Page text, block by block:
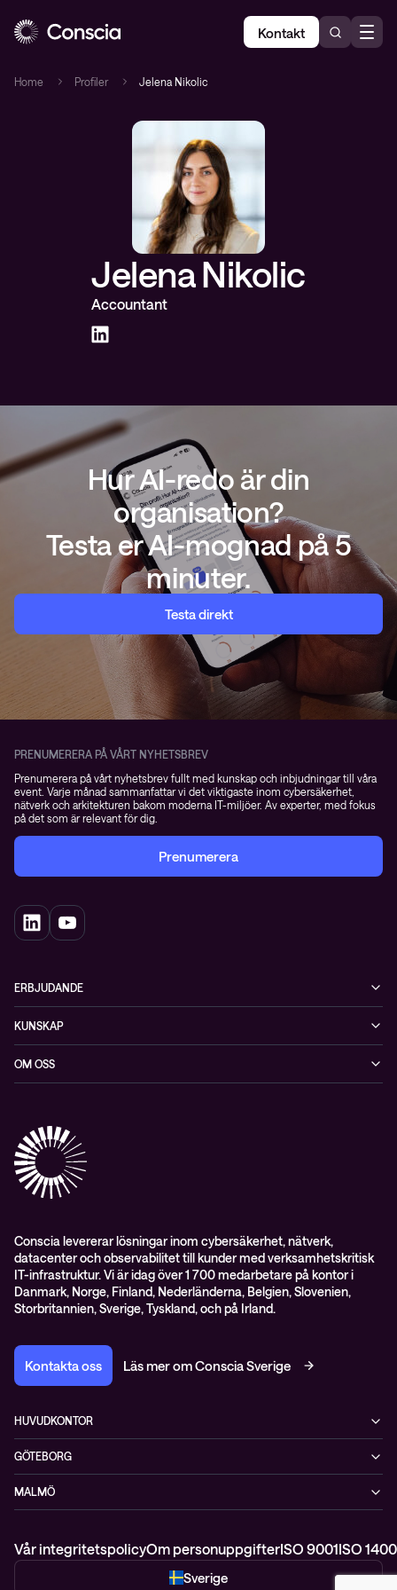
Kontakt
Home Profiler Jelena Nikolic
Jelena Nikolic
Accountant
Hur AI-redo är din
organisation?
Testa er AI-mognad på 5
minuter.
Testa direkt
PRENUMERERA PÅ VÅRT NYHETSBREV
Prenumerera på vårt nyhetsbrev fullt med kunskap och inbjudningar till våra
event. Varje månad sammanfattar vi det viktigaste inom cybersäkerhet,
nätverk och arkitekturen bakom moderna IT-miljöer. Av experter, med fokus
på det som är relevant för dig.
Prenumerera
ERBJUDANDE
Datacenter & moln
Nätverk & WiFi
KUNSKAP
Event
Whitepapers & guider
OM OSS
Kontakt
Pressnyheter
Conscia levererar lösningar inom cybersäkerhet, nätverk,
datacenter och observabilitet till kunder med verksamhetskritisk
IT-infrastruktur. Vi är idag över 1 700 medarbetare på kontor i
Danmark, Norge, Finland, Nederländerna, Belgien, Slovenien,
Storbritannien, Sverige, Tyskland, och på Irland.
Kontakta oss Läs mer om Conscia Sverige
HUVUDKONTOR
Rålambsvägen 17, 16tr
112 59 Stockholm
+46 (0)8 765 53 00
GÖTEBORG
MIMO, Mölndals bro 7
431 30 Mölndal
MALMÖ
Vår integritetspolicyOm personuppgifterISO 9001ISO
Sverige